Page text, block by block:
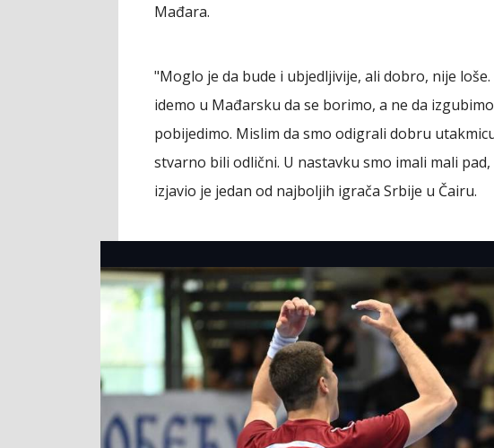
Mađara.
"Moglo je da bude i ubjedljivije, ali dobro, nije
idemo u Mađarsku da se borimo, a ne da
pobijedimo. Mislim da smo odigrali dobru
stvarno bili odlični. U nastavku smo imali mali
izjavio je jedan od najboljih igrača Srbije u Čairu.